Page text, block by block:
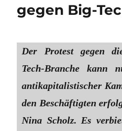
gegen Big-
Der Protest gegen
Tech-Branche kann
antikapitalistischer
den Beschäftigten
Nina Scholz. Es